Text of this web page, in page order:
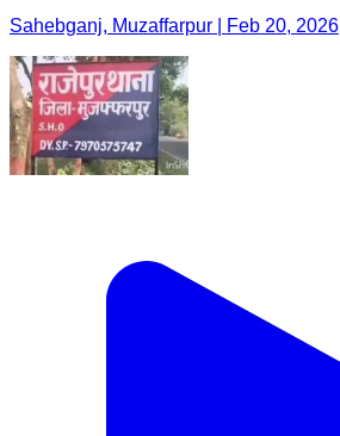
Sahebganj, Muzaffarpur | Feb 20, 2026